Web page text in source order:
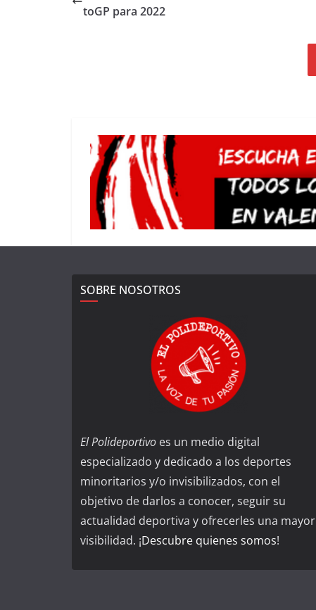
toGP para 2022
SOBRE NOSOTROS
El Polideportivo es un medio digital
especializado y dedicado a los deportes
minoritarios y/o invisibilizados, con el
objetivo de darlos a conocer, seguir su
actualidad deportiva y ofrecerles una mayor
visibilidad. ¡Descubre quienes somos!